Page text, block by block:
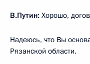
В.Путин: Хорошо,
Надеюсь, что Вы
Рязанской области.